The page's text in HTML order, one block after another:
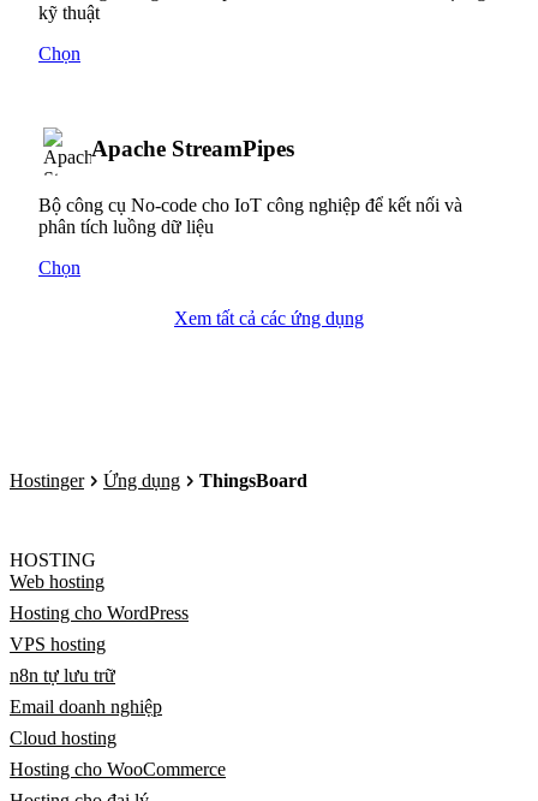
kỹ thuật
Chọn
Apache StreamPipes
Bộ công cụ No-code cho IoT công nghiệp để kết nối và
phân tích luồng dữ liệu
Chọn
Xem tất cả các ứng dụng
Hostinger Ứng dụng ThingsBoard
HOSTING
Web hosting
Hosting cho WordPress
VPS hosting
n8n tự lưu trữ
Email doanh nghiệp
Cloud hosting
Hosting cho WooCommerce